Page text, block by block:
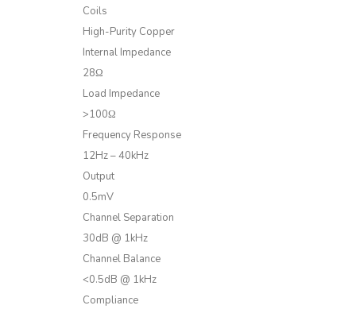
Coils
High-Purity Copper
Internal Impedance
28Ω
Load Impedance
>100Ω
Frequency Response
12Hz – 40kHz
Output
0.5mV
Channel Separation
30dB @ 1kHz
Channel Balance
<0.5dB @ 1kHz
Compliance